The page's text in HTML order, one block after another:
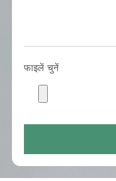
फाइलें चुनें